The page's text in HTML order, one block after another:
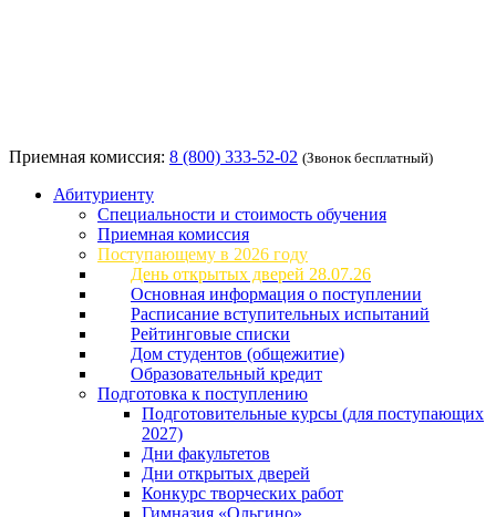
Приемная комиссия: 8 (800) 333-52-02 (Звонок бесплатный)
Абитуриенту
Специальности и стоимость обучения
Приемная комиссия
Поступающему в 2026 году
День открытых дверей 28.07.26
Основная информация о поступлении
Расписание вступительных испытаний
Рейтинговые списки
Дом студентов (общежитие)
Образовательный кредит
Подготовка к поступлению
Подготовительные курсы (для поступающих
2027)
Дни факультетов
Дни открытых дверей
Конкурс творческих работ
Гимназия «Ольгино»